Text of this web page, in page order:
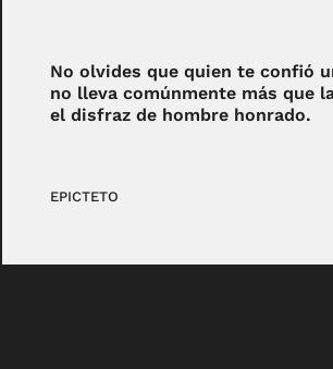
No olvides que quien te confió
no lleva comúnmente más que
el disfraz de hombre honrado.
EPICTETO